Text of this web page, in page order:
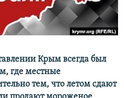
Крым всегда был
где местные
тем, что летом сдают